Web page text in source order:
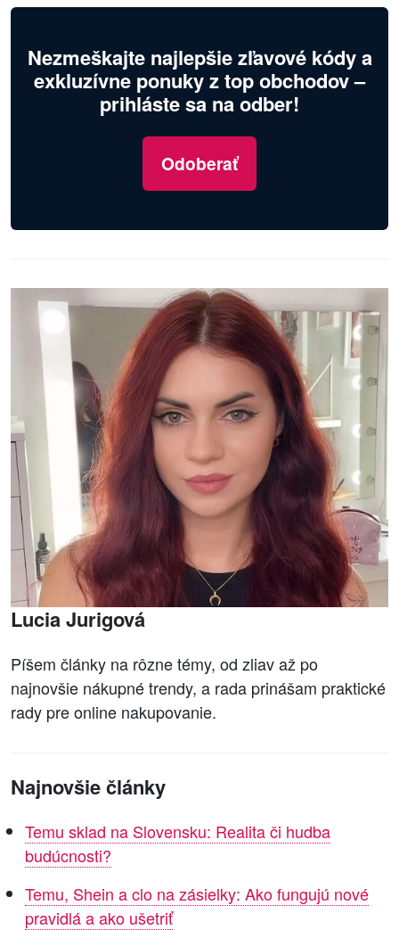
Nezmeškajte najlepšie zľavové kódy a
exkluzívne ponuky z top obchodov –
prihláste sa na odber!
Odoberať
Lucia Jurigová
Píšem články na rôzne témy, od zliav až po
najnovšie nákupné trendy, a rada prinášam praktické
rady pre online nakupovanie.
Najnovšie články
Temu sklad na Slovensku: Realita či hudba
budúcnosti?
Temu, Shein a clo na zásielky: Ako fungujú nové
pravidlá a ako ušetriť